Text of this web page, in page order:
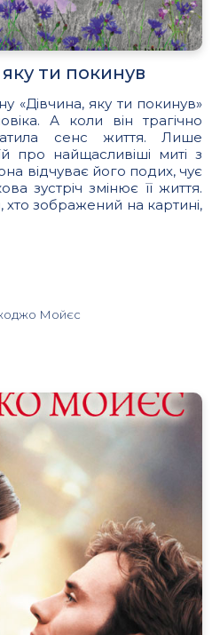
ти покинув
«Дівчина, яку ти покинув»
А коли він трагічно
сенс життя. Лише
про найщасливіші миті з
відчуває його подих, чує
зустріч змінює її життя.
хто зображений на картині,
Мойєс